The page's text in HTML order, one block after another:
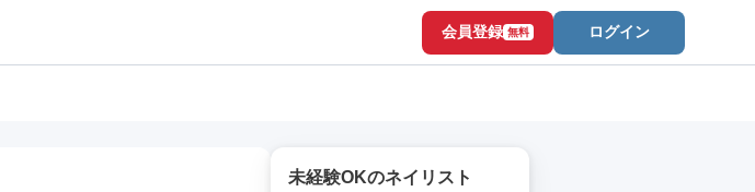
会員登録 無料 ログイン
未経験OKのネイリスト